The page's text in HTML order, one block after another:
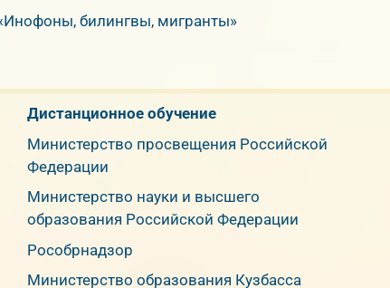
билингвы, мигранты»
Дистанционное обучение
Министерство просвещения Российской
Федерации
Министерство науки и высшего
образования Российской Федерации
Рособрнадзор
Министерство образования Кузбасса